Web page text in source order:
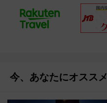
今、あなたにオススメ